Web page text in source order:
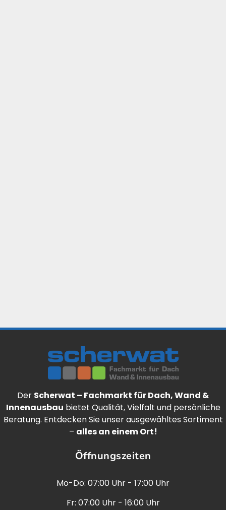
Der Scherwat – Fachmarkt für Dach, Wand &
Innenausbau bietet Qualität, Vielfalt und persönliche
Beratung. Entdecken Sie unser ausgewähltes Sortiment
– alles an einem Ort!
Öffnungszeiten
Mo-Do: 07:00 Uhr - 17:00 Uhr
Fr: 07:00 Uhr - 16:00 Uhr